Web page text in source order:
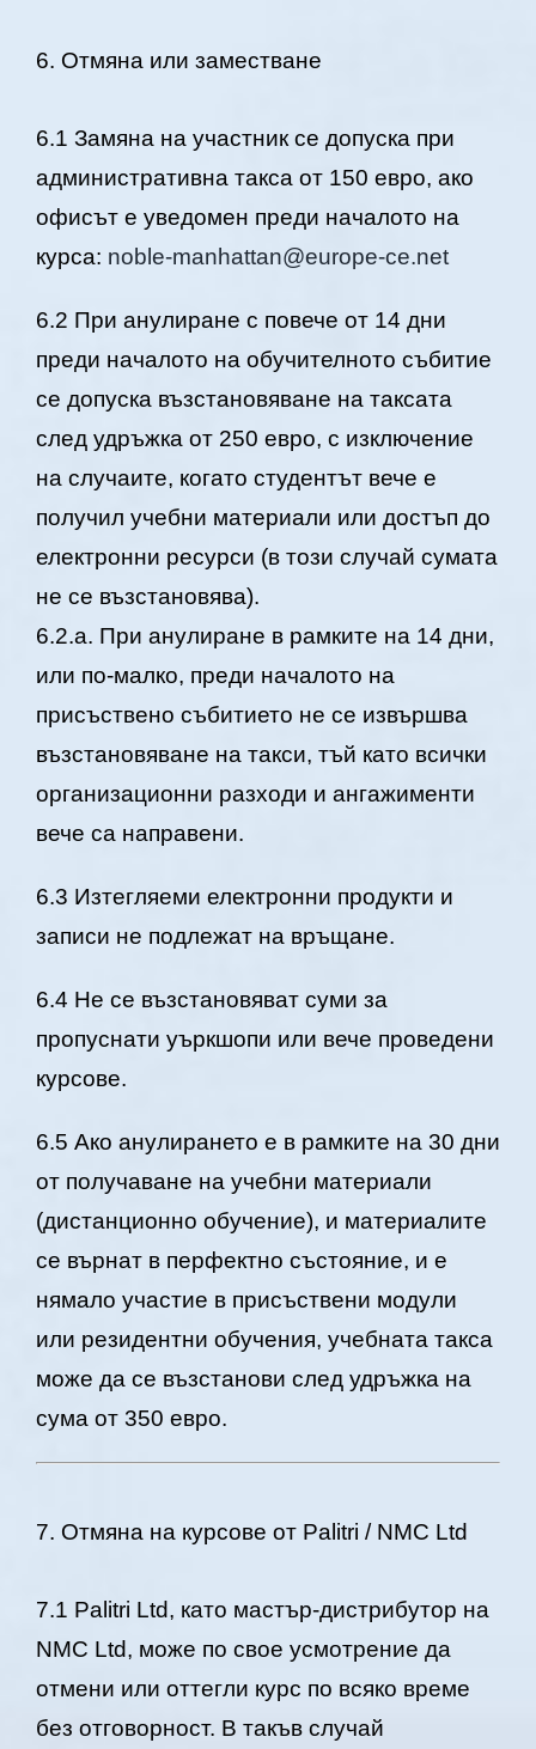
6. Отмяна или заместване
6.1 Замяна на участник се допуска при
административна такса от 150 евро, ако
офисът е уведомен преди началото на
курса: noble-manhattan@europe-ce.net
6.2 При анулиране с повече от 14 дни
преди началото на обучителното събитие
се допуска възстановяване на таксата
след удръжка от 250 евро, с изключение
на случаите, когато студентът вече е
получил учебни материали или достъп до
електронни ресурси (в този случай сумата
не се възстановява).
6.2.а. При анулиране в рамките на 14 дни,
или по-малко, преди началото на
присъствено събитието не се извършва
възстановяване на такси, тъй като всички
организационни разходи и ангажименти
вече са направени.
6.3 Изтегляеми електронни продукти и
записи не подлежат на връщане.
6.4 Не се възстановяват суми за
пропуснати уъркшопи или вече проведени
курсове.
6.5 Ако анулирането е в рамките на 30 дни
от получаване на учебни материали
(дистанционно обучение), и материалите
се върнат в перфектно състояние, и е
нямало участие в присъствени модули
или резидентни обучения, учебната такса
може да се възстанови след удръжка на
сума от 350 евро.
7. Отмяна на курсове от Palitri / NMC Ltd
7.1 Palitri Ltd, като мастър-дистрибутор на
NMC Ltd, може по свое усмотрение да
отмени или оттегли курс по всяко време
без отговорност. В такъв случай